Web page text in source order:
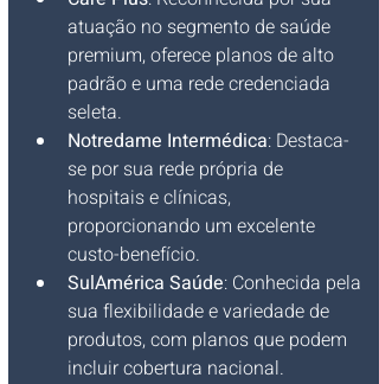
atuação no segmento de saúde
premium, oferece planos de alto
padrão e uma rede credenciada
seleta.
Notredame Intermédica: Destaca-
se por sua rede própria de
hospitais e clínicas,
proporcionando um excelente
custo-benefício.
SulAmérica Saúde: Conhecida pela
sua flexibilidade e variedade de
produtos, com planos que podem
incluir cobertura nacional.